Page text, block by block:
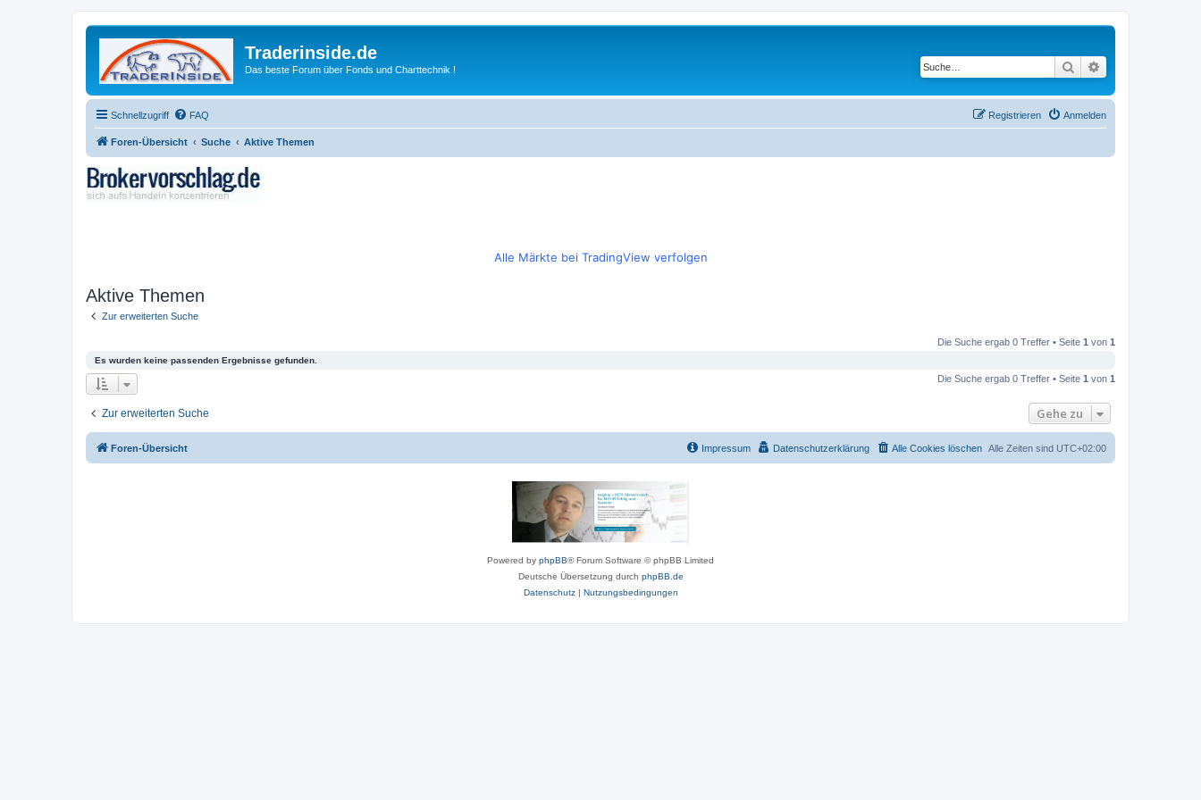
Traderinside.de
Das beste Forum über Fonds und Charttechnik ! Suche
Schnellzugriff FAQ Anmelden
Registrieren
Foren-Übersicht Suche Aktive Themen
Alle Märkte bei TradingView verfolgen
Aktive Themen
Zur erweiterten Suche
Die Suche ergab 0 Treffer • Seite 1 von 1
Es wurden keine passenden Ergebnisse gefunden.
Die Suche ergab 0 Treffer • Seite 1 von 1
Zur erweiterten Suche Gehe zu
Foren-Übersicht Alle Zeiten sind UTC+02:00
Alle Cookies löschen
Datenschutzerklärung
Impressum
Powered by phpBB® Forum Software © phpBB Limited
Deutsche Übersetzung durch phpBB.de
Datenschutz| Nutzungsbedingungen